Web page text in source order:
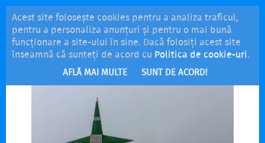
Acest site folosește cookies pentru a analiza traficul,
pentru a personaliza anunțuri și pentru o mai bună
funcționare a site-ului în sine. Dacă folosiți acest site
înseamnă că sunteți de acord cu Politica de cookie-uri.
AFLĂ MAI MULTE SUNT DE ACORD!
MENU